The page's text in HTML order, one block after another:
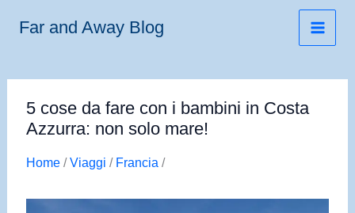
Far and Away Blog
5 cose da fare con i bambini in Costa
Azzurra: non solo mare!
Home/Viaggi / Francia /